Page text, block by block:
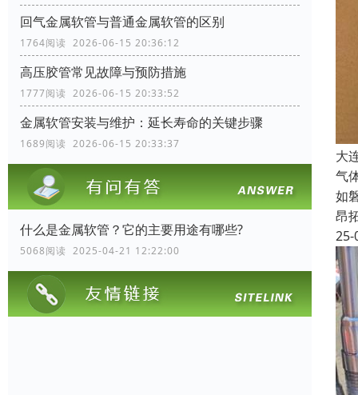
回气金属软管与普通金属软管的区别
1764阅读 2026-06-15 20:36:12
高压胶管常见故障与预防措施
1777阅读 2026-06-15 20:33:52
金属软管安装与维护：延长寿命的关键步骤
1689阅读 2026-06-15 20:33:37
什么是金属软管？它的主要用途有哪些?
5068阅读 2025-04-21 12:22:00
大
气
如
昂
25-